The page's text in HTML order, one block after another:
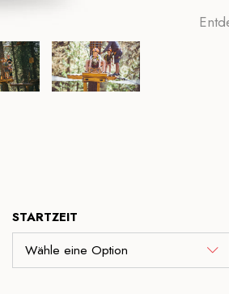
STARTZEIT